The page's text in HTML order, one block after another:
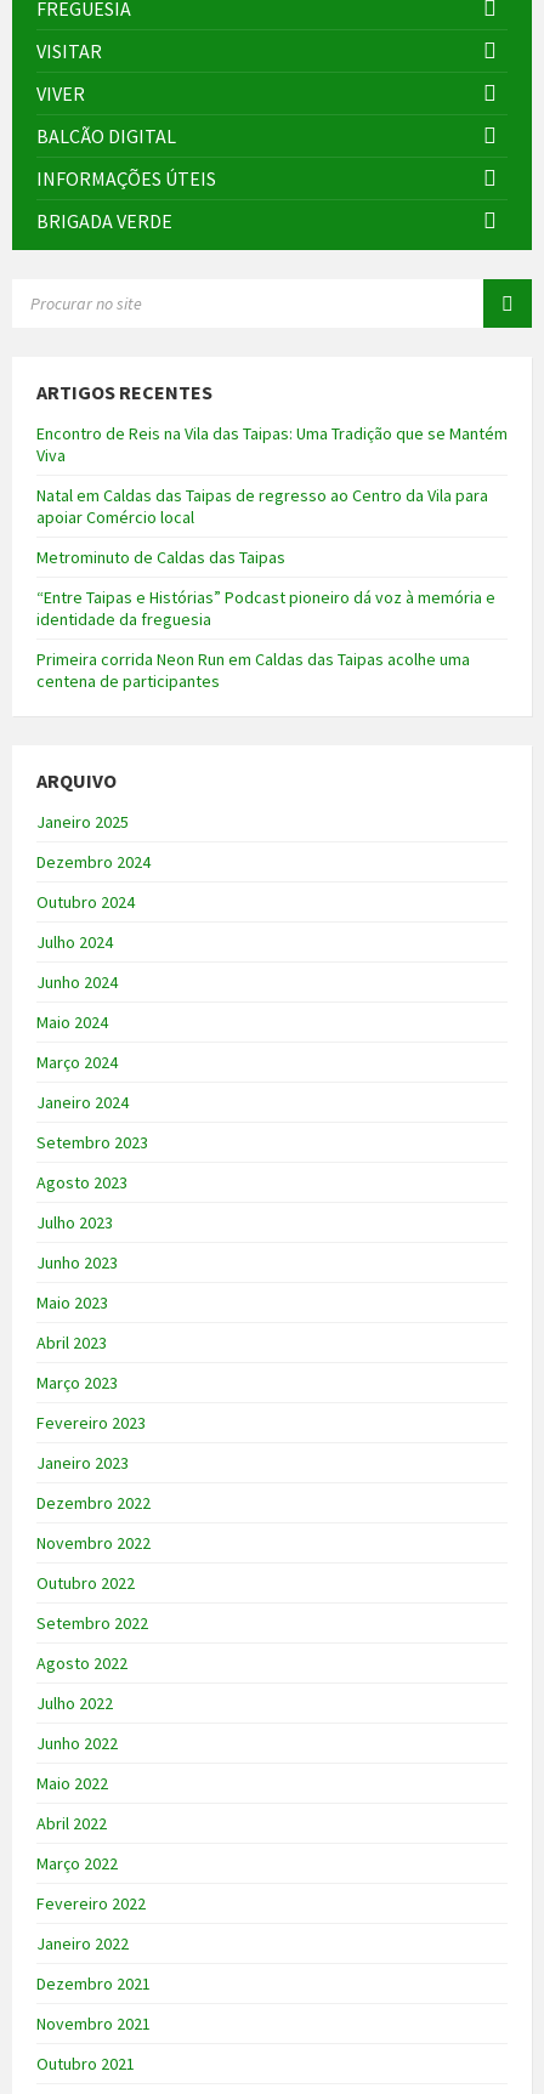
FREGUESIA
VISITAR
VIVER
BALCÃO DIGITAL
INFORMAÇÕES ÚTEIS
BRIGADA VERDE
ARTIGOS RECENTES
Encontro de Reis na Vila das Taipas: Uma Tradição que se Mantém
Viva
Natal em Caldas das Taipas de regresso ao Centro da Vila para
apoiar Comércio local
Metrominuto de Caldas das Taipas
“Entre Taipas e Histórias” Podcast pioneiro dá voz à memória e
identidade da freguesia
Primeira corrida Neon Run em Caldas das Taipas acolhe uma
centena de participantes
ARQUIVO
Janeiro 2025
Dezembro 2024
Outubro 2024
Julho 2024
Junho 2024
Maio 2024
Março 2024
Janeiro 2024
Setembro 2023
Agosto 2023
Julho 2023
Junho 2023
Maio 2023
Abril 2023
Março 2023
Fevereiro 2023
Janeiro 2023
Dezembro 2022
Novembro 2022
Outubro 2022
Setembro 2022
Agosto 2022
Julho 2022
Junho 2022
Maio 2022
Abril 2022
Março 2022
Fevereiro 2022
Janeiro 2022
Dezembro 2021
Novembro 2021
Outubro 2021